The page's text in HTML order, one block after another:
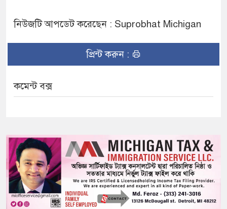
নিউজটি আপডেট করেছেন : Suprobhat Michigan
প্রিন্ট করুন :
কমেন্ট বক্স